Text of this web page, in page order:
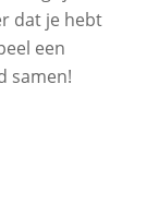
dat je hebt
een
samen!